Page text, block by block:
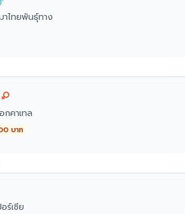
าไทยพันธุ์ทาง
กคาเทล
บาท
อร์เซีย